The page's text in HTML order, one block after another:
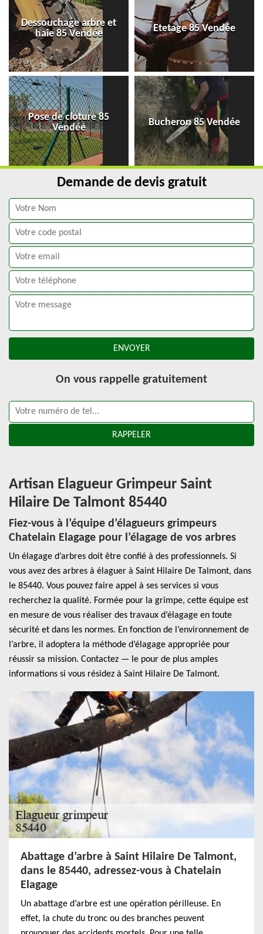
Dessouchage arbre et
haie 85 Vendée
Etetage 85 Vendée
Pose de cloture 85
Vendée
Bucheron 85 Vendée
Demande de devis gratuit
On vous rappelle gratuitement
Artisan Elagueur Grimpeur Saint
Hilaire De Talmont 85440
Fiez-vous à l’équipe d’élagueurs grimpeurs
Chatelain Elagage pour l’élagage de vos arbres
Un élagage d’arbres doit être confié à des professionnels. Si
vous avez des arbres à élaguer à Saint Hilaire De Talmont, dans
le 85440. Vous pouvez faire appel à ses services si vous
recherchez la qualité. Formée pour la grimpe, cette équipe est
en mesure de vous réaliser des travaux d’élagage en toute
sécurité et dans les normes. En fonction de l’environnement de
l’arbre, il adoptera la méthode d’élagage appropriée pour
réussir sa mission. Contactez — le pour de plus amples
informations si vous résidez à Saint Hilaire De Talmont.
Abattage d’arbre à Saint Hilaire De Talmont,
dans le 85440, adressez-vous à Chatelain
Elagage
Un abattage d’arbre est une opération périlleuse. En
effet, la chute du tronc ou des branches peuvent